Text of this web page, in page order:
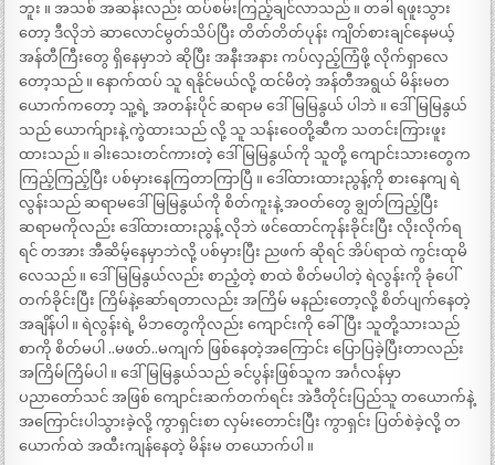
ဘူး ။ အသစ် အဆန်းလည်း ထပ်စမ်းကြည့်ချင်လာသည် ။ တခါ ရဖူးသွား
တော့ ဒီလိုဘဲ ဆာလောင်မွတ်သိပ်ပြီး တိတ်တိတ်ပုန်း ကျိတ်စားချင်နေမယ့်
အန်တီကြီးတွေ ရှိနေမှာဘဲ ဆိုပြီး အနီးအနား ကပ်လှည့်ကြံဖို့ လိုက်ရှာလေ
တော့သည် ။ နောက်ထပ် သူ ရနိုင်မယ်လို့ ထင်မိတဲ့ အန်တီအရွယ် မိန်းမတ
ယောက်ကတော့ သူ့ရဲ့ အတန်းပိုင် ဆရာမ ဒေါ်မြမြနွယ် ပါဘဲ ။ ဒေါ်မြမြနွယ်
သည် ယောက်ျားနဲ့ ကွဲထားသည် လို့ သူ သန်းဝေတို့ဆီက သတင်းကြားဖူး
ထားသည် ။ ခါးသေးတင်ကားတဲ့ ဒေါ်မြမြနွယ်ကို သူတို့ ကျောင်းသားတွေက
ကြည့်ကြည့်ပြီး ပစ်မှားနေကြတာကြာပြီ ။ ဒေါ်ထားထားညွန့်ကို စားနေကျ ရဲ
လွန်းသည် ဆရာမဒေါ်မြမြနွယ်ကို စိတ်ကူးနဲ့ အဝတ်တွေ ချွတ်ကြည့်ပြီး
ဆရာမကိုလည်း ဒေါ်ထားထားညွန့် လိုဘဲ ဖင်ထောင်ကုန်းခိုင်းပြီး လိုးလိုက်ရ
ရင် တအား အီဆိမ့်နေမှာဘဲလို့ ပစ်မှားပြီး ညဖက် ဆိုရင် အိပ်ရာထဲ ကွင်းထုမိ
လေသည် ။ ဒေါ်မြမြနွယ်လည်း စာညံ့တဲ့ စာထဲ စိတ်မပါတဲ့ ရဲလွန်းကို ခုံပေါ်
တက်ခိုင်းပြီး ကြိမ်နဲ့ဆော်ရတာလည်း အကြိမ် မနည်းတော့လို့ စိတ်ပျက်နေတဲ့
အချိန်ပါ ။ ရဲလွန်းရဲ့ မိဘတွေကိုလည်း ကျောင်းကို ခေါ်ပြီး သူတို့သားသည်
စာကို စိတ်မပါ ..မဖတ်..မကျက် ဖြစ်နေတဲ့အကြောင်း ပြောပြခဲ့ပြီးတာလည်း
အကြိမ်ကြိမ်ပါ ။ ဒေါ်မြမြနွယ်သည် ခင်ပွန်းဖြစ်သူက အင်္ဂလန်မှာ
ပညာတော်သင် အဖြစ် ကျောင်းဆက်တက်ရင်း အဲဒီတိုင်းပြည်သူ တယောက်နဲ့
အကြောင်းပါသွားခဲ့လို့ ကွာရှင်းစာ လှမ်းတောင်းပြီး ကွာရှင်း ပြတ်စဲခဲ့လို့ တ
ယောက်ထဲ အထီးကျန်နေတဲ့ မိန်းမ တယောက်ပါ ။